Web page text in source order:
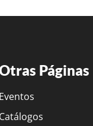
Páginas
Eventos
Catálogos